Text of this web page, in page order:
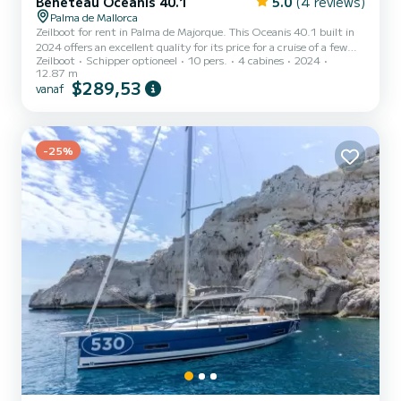
Palma de Mallorca
Zeilboot for rent in Palma de Majorque. This Oceanis 40.1 built in
2024 offers an excellent quality for its price for a cruise of a few
days or even a few weeks. The boat has 4 cabins with total comfort
and a capacity of 10 passengers. With a total length of 13 meters
and 45 horsepower, it will be your best friend when spending
Zeilboot Schipper optioneel 10 pers. 4 cabines
2024
12.87 m
vanaf $289,53
-25%